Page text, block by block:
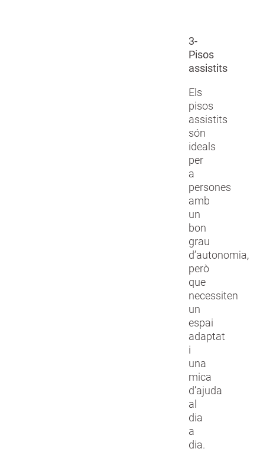
3-
Pisos
assistits
Els
pisos
assistits
són
ideals
per
a
persones
amb
un
bon
grau
d’autonomia,
però
que
necessiten
un
espai
adaptat
i
una
mica
d’ajuda
al
dia
a
dia.